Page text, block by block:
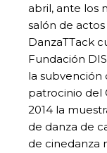
abril, ante los
salón de
DanzaTTack
Fundación
la subvención
patrocinio del
2014 la
de danza de
de cinedanza